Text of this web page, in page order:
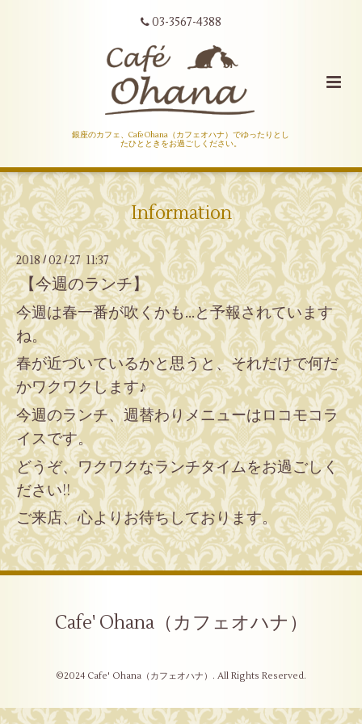
03-3567-4388
銀座のカフェ、Cafe Ohana（カフェオハナ）でゆったりとし
たひとときをお過ごしください。
Information
2018/02 /27 11:37
【今週のランチ】
今週は春一番が吹くかも…と予報されています
ね。
春が近づいているかと思うと、それだけで何だ
かワクワクします♪
今週のランチ、週替わりメニューはロコモコラ
イスです。
どうぞ、ワクワクなランチタイムをお過ごしく
ださい!!
ご来店、心よりお待ちしております。
Cafe' Ohana（カフェオハナ）
©2024 Cafe' Ohana（カフェオハナ） . All Rights Reserved.